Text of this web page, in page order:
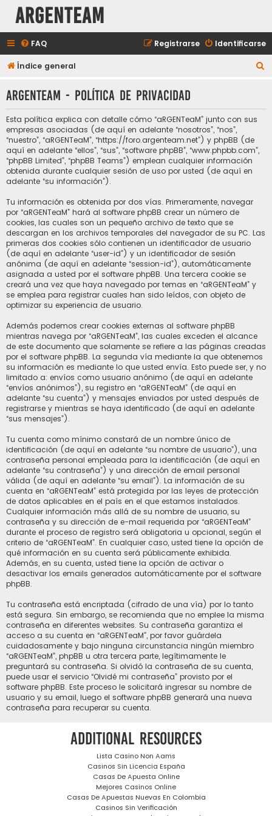
aRGENTeaM
FAQ Identificarse
Registrarse
Índice general
c
aRGENTeaM - Política de privacidad
Esta política explica con detalle cómo “aRGENTeaM” junto con sus
empresas asociadas (de aquí en adelante “nosotros”, “nos”,
“nuestro”, “aRGENTeaM”, “https://foro.argenteam.net”) y phpBB (de
aquí en adelante “ellos”, “sus”, “software phpBB”, “www.phpbb.com”,
“phpBB Limited”, “phpBB Teams”) emplean cualquier información
obtenida durante cualquier sesión de uso por usted (de aquí en
adelante “su información”).
Tu información es obtenida por dos vías. Primeramente, navegar
por “aRGENTeaM” hará al software phpBB crear un número de
cookies, las cuales son un pequeño archivo de texto que se
descargan en los archivos temporales del navegador de su PC. Las
primeras dos cookies sólo contienen un identificador de usuario
(de aquí en adelante “user-id”) y un identificador de sesión
anónima (de aquí en adelante “session-id”), automáticamente
asignada a usted por el software phpBB. Una tercera cookie se
creará una vez que haya navegado por temas en “aRGENTeaM” y
se emplea para registrar cuales han sido leídos, con objeto de
optimizar su experiencia de usuario.
Además podemos crear cookies externas al software phpBB
mientras navega por “aRGENTeaM”, las cuales exceden el alcance
de este documento que solamente se refiere a las páginas creadas
por el software phpBB. La segunda vía mediante la que obtenemos
su información es mediante lo que usted envía. Esto puede ser, y no
limitado a: envíos como usuario anónimo (de aquí en adelante
“envíos anónimos”), su registro en “aRGENTeaM” (de aquí en
adelante “su cuenta”) y mensajes enviados por usted después de
registrarse y mientras se haya identificado (de aquí en adelante
“sus mensajes”).
Tu cuenta como mínimo constará de un nombre único de
identificación (de aquí en adelante “su nombre de usuario”), una
contraseña personal empleada para la identificación (de aquí en
adelante “su contraseña”) y una dirección de email personal
válida (de aquí en adelante “su email”). La información de su
cuenta en “aRGENTeaM” está protegida por las leyes de protección
de datos aplicables en el país en el que estamos instalados.
Cualquier información más allá de su nombre de usuario, su
contraseña y su dirección de e-mail requerida por “aRGENTeaM”
durante el proceso de registro será obligatoria u opcional, según el
criterio de “aRGENTeaM”. En cualquier caso, usted tiene la opción de
qué información en su cuenta será públicamente exhibida.
Además, en su cuenta, usted tiene la opción de activar o
desactivar los emails generados automáticamente por el software
phpBB.
Tu contraseña está encriptada (cifrado de una vía) por lo tanto
está segura. Sin embargo, se recomienda que no emplee la misma
contraseña en diferentes websites. Su contraseña garantiza el
acceso a su cuenta en “aRGENTeaM”, por favor guárdela
cuidadosamente y bajo ninguna circunstancia ningún miembro
“aRGENTeaM”, phpBB u otra tercera parte, legítimamente le
preguntará su contraseña. Si olvidó la contraseña de su cuenta,
puede usar el servicio “Olvidé mi contraseña” provisto por el
software phpBB. Este proceso le solicitará ingresar su nombre de
usuario y su email, luego el software phpBB generará una nueva
contraseña para recuperar su cuenta.
Additional resources
Lista Casino Non Aams
Casinos Sin Licencia España
Casas De Apuesta Online
Mejores Casinos Online
Casas De Apuestas Nuevas En Colombia
Casinos Sin Verificación